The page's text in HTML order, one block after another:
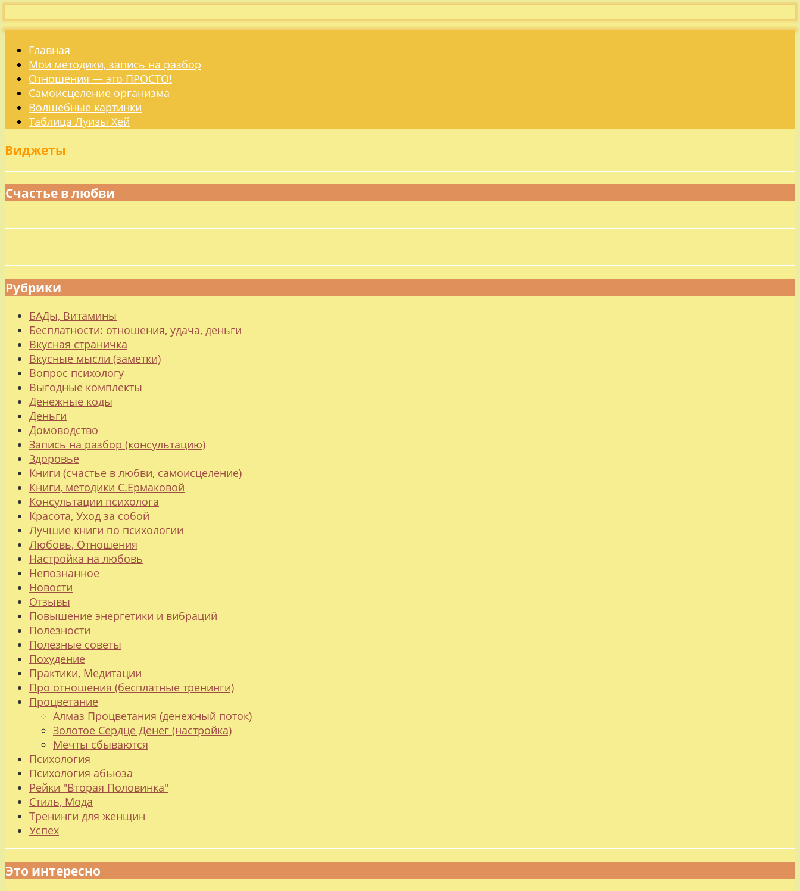
Главная
Мои методики, запись на разбор
Отношения — это ПРОСТО!
Самоисцеление организма
Волшебные картинки
Таблица Луизы Хей
Виджеты
Счастье в любви
Рубрики
БАДы, Витамины
Бесплатности: отношения, удача, деньги
Вкусная страничка
Вкусные мысли (заметки)
Вопрос психологу
Выгодные комплекты
Денежные коды
Деньги
Домоводство
Запись на разбор (консультацию)
Здоровье
Книги (счастье в любви, самоисцеление)
Книги, методики С.Ермаковой
Консультации психолога
Красота, Уход за собой
Лучшие книги по психологии
Любовь, Отношения
Настройка на любовь
Непознанное
Новости
Отзывы
Повышение энергетики и вибраций
Полезности
Полезные советы
Похудение
Практики, Медитации
Про отношения (бесплатные тренинги)
Процветание
Алмаз Процветания (денежный поток)
Золотое Сердце Денег (настройка)
Мечты сбываются
Психология
Психология абьюза
Рейки "Вторая Половинка"
Стиль, Мода
Тренинги для женщин
Успех
Это интересно